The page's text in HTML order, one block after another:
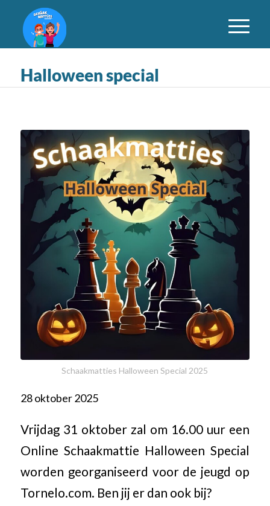
Halloween special
Schaakmatties Halloween Special 2025
28 oktober 2025
Vrijdag 31 oktober zal om 16.00 uur een
Online Schaakmattie Halloween Special
worden georganiseerd voor de jeugd op
Tornelo.com. Ben jij er dan ook bij?